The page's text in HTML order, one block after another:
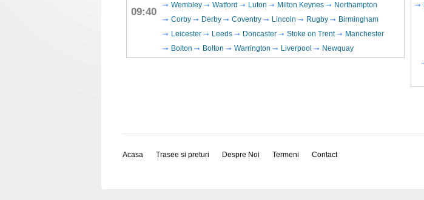
09:40
Wembley
Watford Luton Milton Keynes
Northampton
Corby
Derby Coventry Lincoln Rugby
Birmingham
Leicester
Leeds Doncaster Stoke on Trent
Manchester
Bolton
Bolton Warrington Liverpool Newquay
Acasa Trasee si preturi Despre Noi Termeni Contact